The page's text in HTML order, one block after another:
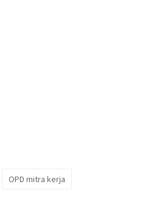
OPD mitra kerja